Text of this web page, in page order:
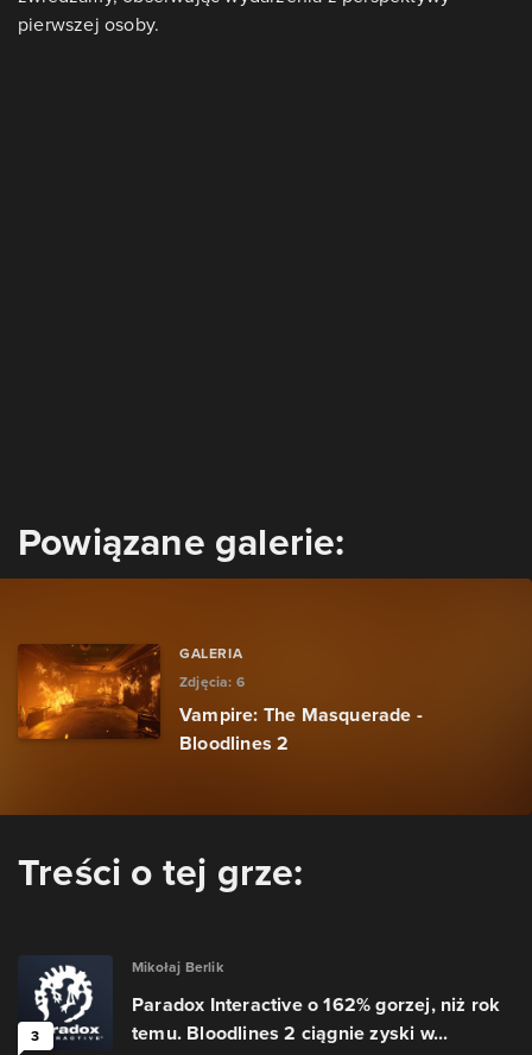
pierwszej osoby.
Powiązane galerie:
GALERIA
Zdjęcia: 6
Vampire: The Masquerade -
Bloodlines 2
Treści o tej grze:
3
Mikołaj Berlik
Paradox Interactive o 162% gorzej, niż rok
temu. Bloodlines 2 ciągnie zyski w...